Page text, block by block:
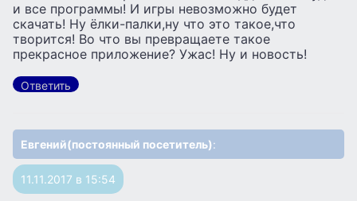
и все программы! И игры невозможно будет
скачать! Ну ёлки-палки,ну что это такое,что
творится! Во что вы превращаете такое
прекрасное приложение? Ужас! Ну и новость!
Ответить
Евгений(постоянный посетитель):
11.11.2017 в 15:54